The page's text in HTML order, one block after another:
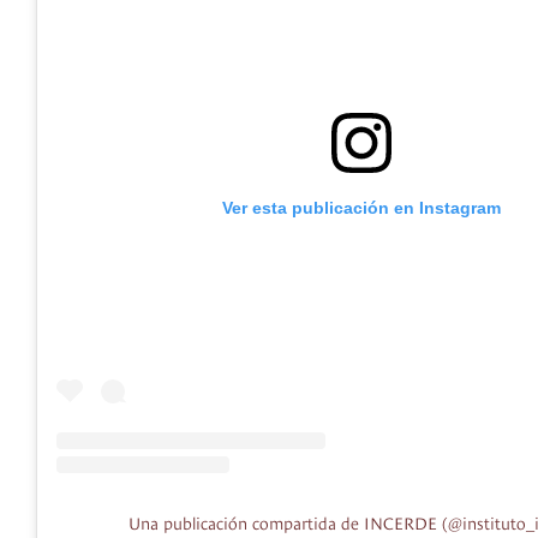
Ver esta publicación en Instagram
Una publicación compartida de INCERDE